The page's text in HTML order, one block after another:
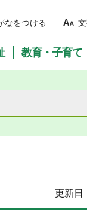
なをつける
教育・子育て
更新日